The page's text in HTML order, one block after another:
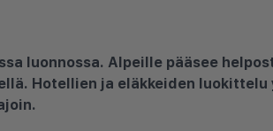
luonnossa. Alpeille pääsee
Hotellien ja eläkkeiden